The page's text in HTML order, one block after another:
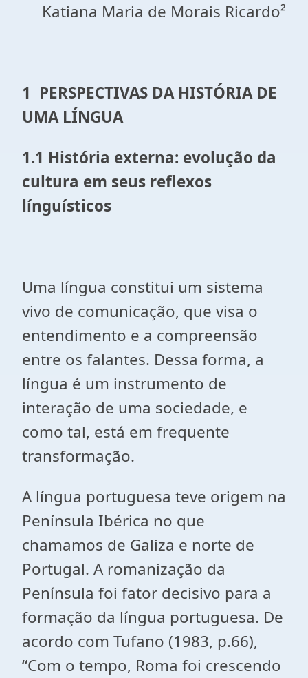
Katiana Maria de Morais Ricardo²
1 PERSPECTIVAS DA HISTÓRIA DE
UMA LÍNGUA
1.1 História externa: evolução da
cultura em seus reflexos
línguísticos
Uma língua constitui um sistema
vivo de comunicação, que visa o
entendimento e a compreensão
entre os falantes. Dessa forma, a
língua é um instrumento de
interação de uma sociedade, e
como tal, está em frequente
transformação.
A língua portuguesa teve origem na
Península Ibérica no que
chamamos de Galiza e norte de
Portugal. A romanização da
Península foi fator decisivo para a
formação da língua portuguesa. De
acordo com Tufano (1983, p.66),
“Com o tempo, Roma foi crescendo